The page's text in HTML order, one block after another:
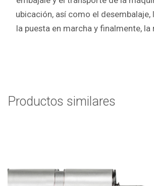
ubicación, así como el desembalaje,
la puesta en marcha y finalmente, la
Productos similares